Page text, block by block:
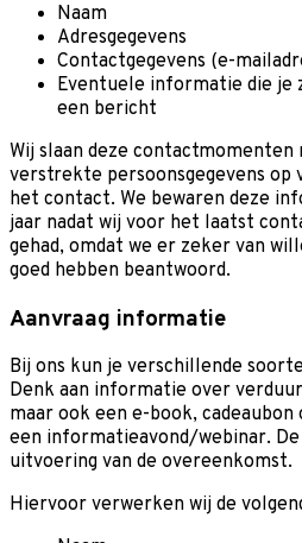
Naam
Adresgegevens
Contactgegevens (e-
Eventuele informatie die je
een bericht
Wij slaan deze contactmomenten
verstrekte persoonsgegevens
het contact. We bewaren deze
jaar nadat wij voor het laatst
gehad, omdat we er zeker van
goed hebben beantwoord.
Aanvraag informatie
Bij ons kun je verschillende
Denk aan informatie over
maar ook een e-book,
een informatieavond/webinar.
uitvoering van de overeenkomst.
Hiervoor verwerken wij de